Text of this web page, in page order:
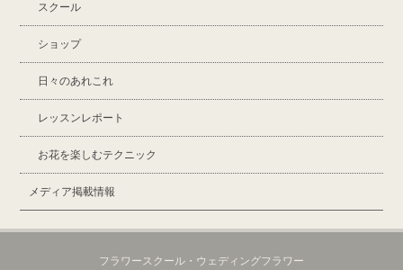
スクール
ショップ
日々のあれこれ
レッスンレポート
お花を楽しむテクニック
メディア掲載情報
フラワースクール・ウェディングフラワー